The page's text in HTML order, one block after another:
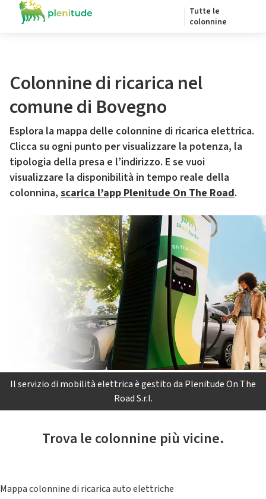
Tutte le
colonnine
Colonnine di ricarica nel
comune di Bovegno
Esplora la mappa delle colonnine di ricarica elettrica.
Clicca su ogni punto per visualizzare la potenza, la
tipologia della presa e l’indirizzo. E se vuoi
visualizzare la disponibilità in tempo reale della
colonnina, scarica l’app Plenitude On The Road.
Il servizio di mobilità elettrica è gestito da Plenitude On The
Road S.r.l.
Trova le colonnine più vicine.
Mappa colonnine di ricarica auto elettriche